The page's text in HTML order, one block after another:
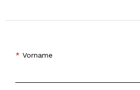
Vorname